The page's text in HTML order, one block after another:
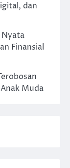
dan
Nyata
Finansial
Muda